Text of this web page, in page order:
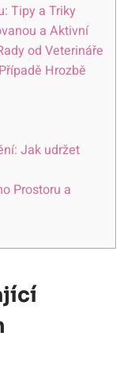
Tipy a Triky
a Aktivní
od Veterináře
Hrozbě
Jak udržet
Prostoru a